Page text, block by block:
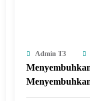
Admin T3
Revitalisasi